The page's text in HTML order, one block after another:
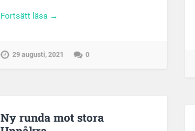
Fortsätt läsa →
29 augusti, 2021 0
Ny runda mot stora